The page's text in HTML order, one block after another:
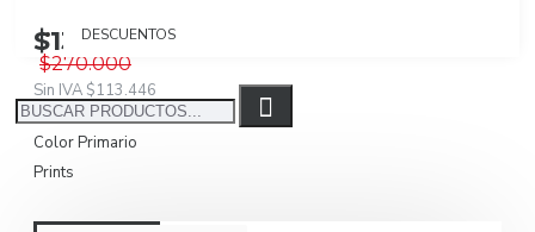
DESCUENTOS
$135.000
$270.000
Sin IVA $113.446
Color Primario
Prints